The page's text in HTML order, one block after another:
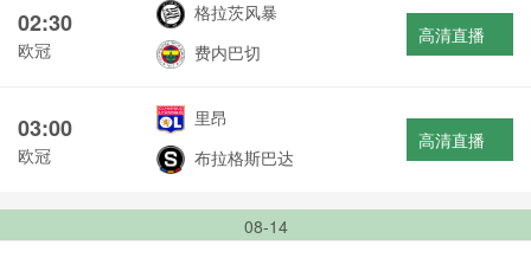
02:30
欧冠
格拉茨风暴
费内巴切
高清直播
03:00
欧冠
里昂
布拉格斯巴达
高清直播
08-14